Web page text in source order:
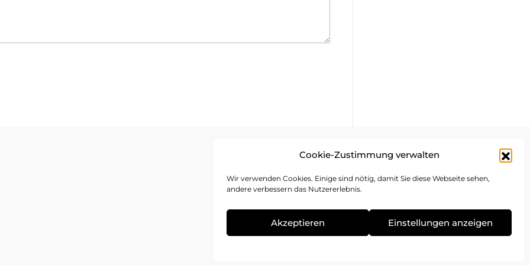
Cookie-Zustimmung verwalten
Wir verwenden Cookies. Einige sind nötig, damit Sie diese Webseite sehen,
andere verbessern das Nutzererlebnis.
Akzeptieren Einstellungen anzeigen
Datenschutz